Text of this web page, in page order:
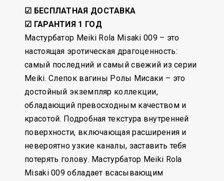
☑ БЕСПЛАТНАЯ ДОСТАВКА
☑ ГАРАНТИЯ 1 ГОД
Мастурбатор Meiki Rola Misaki 009 – это
настоящая эротическая драгоценность:
самый последний и самый свежий из серии
Meiki. Слепок вагины Ролы Мисаки – это
достойный экземпляр коллекции,
обладающий превосходным качеством и
красотой. Подробная текстура внутренней
поверхности, включающая расширения и
невероятно узкие каналы, заставить тебя
потерять голову. Мастурбатор Meiki Rola
Misaki 009 обладает всасывающим